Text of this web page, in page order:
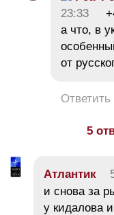
23:33
а что, в
от
Ответить
5
Атлантик
и снова за
у кидалова